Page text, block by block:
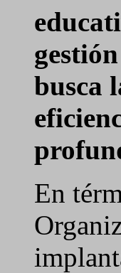
busca
En